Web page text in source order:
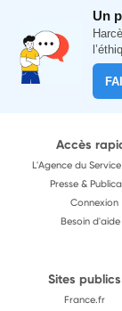
Un
Accès
L'Agence du
Presse &
Connexion
Besoin d'aide
Sites publics
France.fr